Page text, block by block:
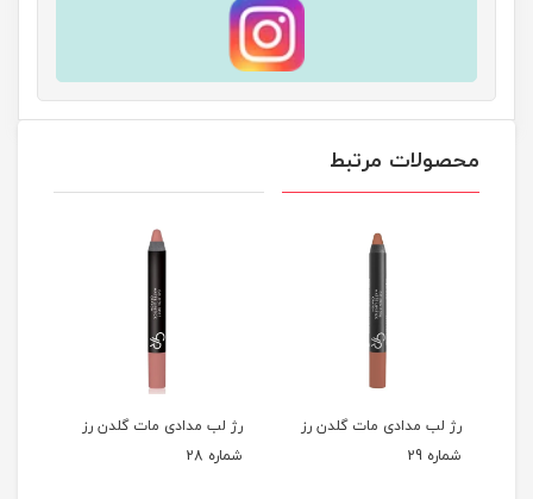
محصولات مرتبط
رژ لب مدادی مات گلدن رز
شماره 29
رژ لب مدادی مات گلدن رز
شماره 28